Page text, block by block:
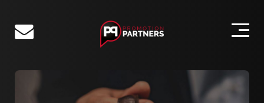
to
content